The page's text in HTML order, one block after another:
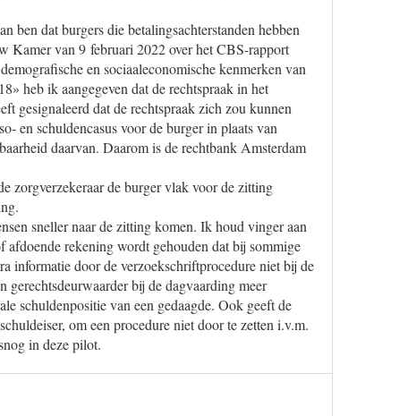
ben dat burgers die betalingsachterstanden hebben
Kamer van 9 februari 2022 over het CBS-rapport
en sociaaleconomische kenmerken van
heb ik aangegeven dat de rechtspraak in het
gesignaleerd dat de rechtspraak zich zou kunnen
en schuldencasus voor de burger in plaats van
daarvan. Daarom is de rechtbank Amsterdam
zorgverzekeraar de burger vlak voor de zitting
sneller naar de zitting komen. Ik houd vinger aan
rekening wordt gehouden dat bij sommige
informatie door de verzoekschriftprocedure niet bij de
gerechtsdeurwaarder bij de dagvaarding meer
schuldenpositie van een gedaagde. Ook geeft de
om een procedure niet door te zetten i.v.m.
in deze pilot.